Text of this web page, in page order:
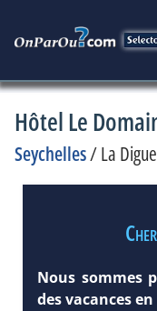
Hôtel Le
Seychelles/La Digue
Nous sommes
des vacances